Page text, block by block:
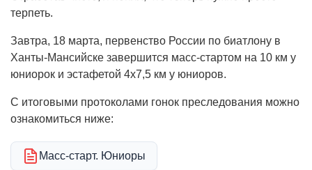
терпеть.
Завтра, 18 марта, первенство России по биатлону в
Ханты-Мансийске завершится масс-стартом на 10 км у
юниорок и эстафетой 4х7,5 км у юниоров.
С итоговыми протоколами гонок преследования можно
ознакомиться ниже:
Масс-старт. Юниоры